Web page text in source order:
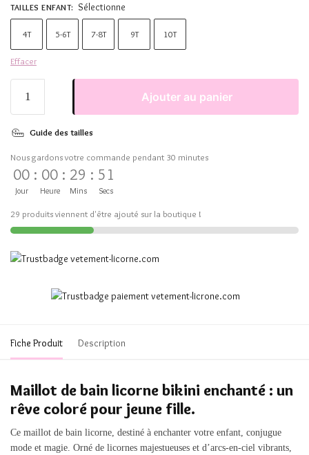
TAILLES ENFANT: Sélectionne
4T 5-6T 7-8T 9T 10T
Effacer
Ajouter au panier
Guide des tailles
Nous gardons votre commande pendant 30 minutes
00
Jour
: 00
Heure
: 29
Mins
: 50
Secs
29 produits viennent d'être ajouté sur la boutique !
Fiche Produit Description
Maillot de bain licorne bikini enchanté : un
rêve coloré pour jeune fille.
Ce maillot de bain licorne, destiné à enchanter votre enfant, conjugue
mode et magie. Orné de licornes majestueuses et d’arcs-en-ciel vibrants,